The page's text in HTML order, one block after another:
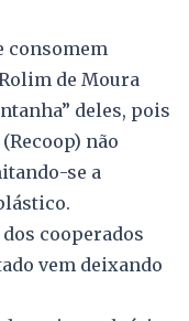
consomem
de Moura
deles, pois
não
se a
cooperados
vem deixando